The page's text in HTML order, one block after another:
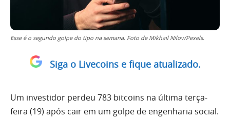
Esse é o segundo golpe do tipo na semana. Foto de Mikhail Nilov/Pexels.
Siga o Livecoins e fique atualizado.
Um investidor perdeu 783 bitcoins na última terça-
feira (19) após cair em um golpe de engenharia social.